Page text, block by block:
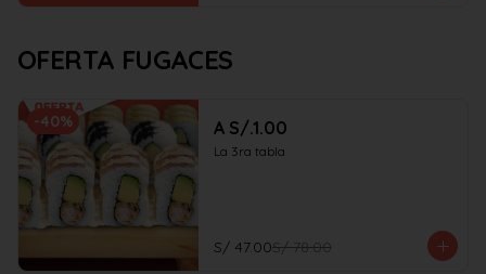
OFERTA FUGACES
-40% A S/.1.00
La 3ra tabla
S/ 47.00S/ 78.00